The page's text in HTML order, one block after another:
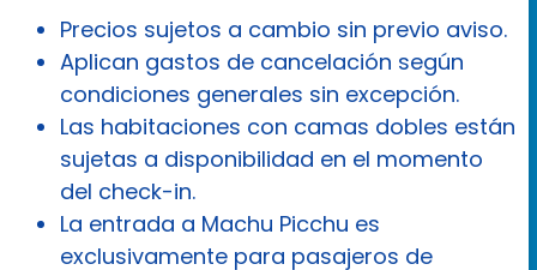
Precios sujetos a cambio sin previo aviso.
Aplican gastos de cancelación según
condiciones generales sin excepción.
Las habitaciones con camas dobles están
sujetas a disponibilidad en el momento
del check-in.
La entrada a Machu Picchu es
exclusivamente para pasajeros de